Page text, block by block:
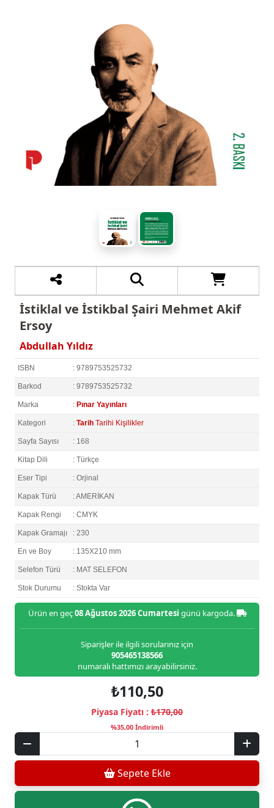
İstiklal ve İstikbal Şairi Mehmet Akif
Ersoy
Abdullah Yıldız
ISBN : 9789753525732
Barkod : 9789753525732
Marka : Pınar Yayınları
Kategori : Tarih Tarihi Kişilikler
Sayfa Sayısı : 168
Kitap Dili : Türkçe
Eser Tipi : Orjinal
Kapak Türü : AMERİKAN
Kapak Rengi : CMYK
Kapak Gramajı : 230
En ve Boy : 135X210 mm
Selefon Türü : MAT SELEFON
Stok Durumu : Stokta Var
Ürün en geç08 Ağustos 2026 Cumartesi günü kargoda.
Siparişler ile ilgili sorularınız için
905465138566
numaralı hattımızı arayabilirsiniz.
₺110,50
Piyasa Fiyatı : ₺170,00
%35,00 İndirimli
Sepete Ekle